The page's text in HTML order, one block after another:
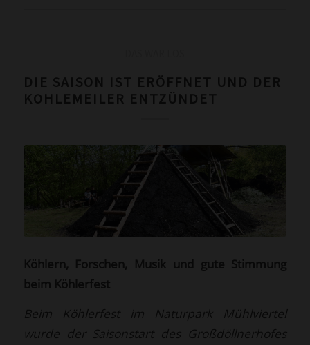
DIE SAISON IST ERÖFFNET UND DER
KOHLEMEILER ENTZÜNDET
Köhlern, Forschen, Musik und gute Stimmung
beim Köhlerfest
Beim Köhlerfest im Naturpark Mühlviertel
wurde der Saisonstart des Großdöllnerhofes